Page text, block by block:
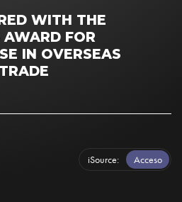
WITH THE
AWARD FOR
IN OVERSEAS
TRADE
iSource Acceso